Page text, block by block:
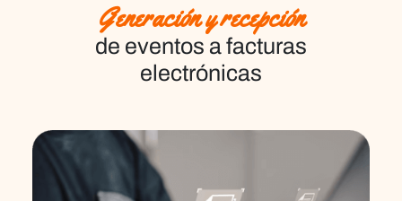
Generación y recepción
de eventos a facturas
electrónicas